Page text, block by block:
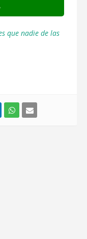
que nadie de las